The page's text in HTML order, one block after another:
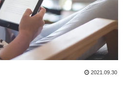
2021.09.30